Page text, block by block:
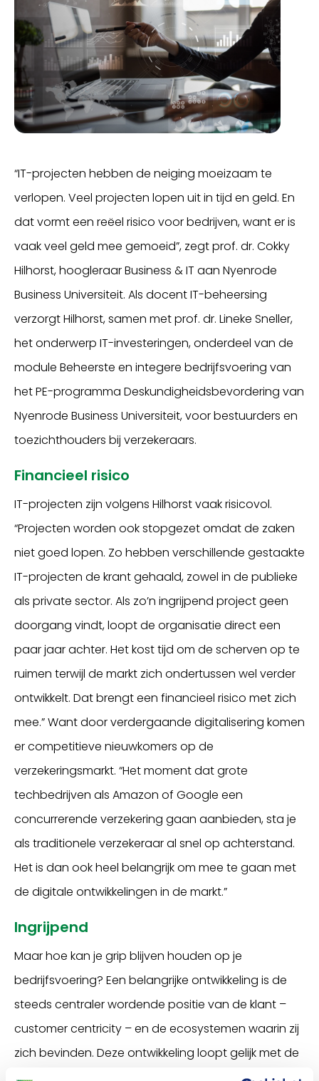
“IT-projecten hebben de neiging moeizaam te
verlopen. Veel projecten lopen uit in tijd en geld. En
dat vormt een reëel risico voor bedrijven, want er is
vaak veel geld mee gemoeid”, zegt prof. dr. Cokky
Hilhorst, hoogleraar Business & IT aan Nyenrode
Business Universiteit. Als docent IT-beheersing
verzorgt Hilhorst, samen met prof. dr. Lineke Sneller,
het onderwerp IT-investeringen, onderdeel van de
module Beheerste en integere bedrijfsvoering van
het PE-programma Deskundigheidsbevordering van
Nyenrode Business Universiteit, voor bestuurders en
toezichthouders bij verzekeraars.
Financieel risico
IT-projecten zijn volgens Hilhorst vaak risicovol.
“Projecten worden ook stopgezet omdat de zaken
niet goed lopen. Zo hebben verschillende gestaakte
IT-projecten de krant gehaald, zowel in de publieke
als private sector. Als zo’n ingrijpend project geen
doorgang vindt, loopt de organisatie direct een
paar jaar achter. Het kost tijd om de scherven op te
ruimen terwijl de markt zich ondertussen wel verder
ontwikkelt. Dat brengt een financieel risico met zich
mee.” Want door verdergaande digitalisering komen
er competitieve nieuwkomers op de
verzekeringsmarkt. “Het moment dat grote
techbedrijven als Amazon of Google een
concurrerende verzekering gaan aanbieden, sta je
als traditionele verzekeraar al snel op achterstand.
Het is dan ook heel belangrijk om mee te gaan met
de digitale ontwikkelingen in de markt.”
Ingrijpend
Maar hoe kan je grip blijven houden op je
bedrijfsvoering? Een belangrijke ontwikkeling is de
steeds centraler wordende positie van de klant –
customer centricity – en de ecosystemen waarin zij
zich bevinden. Deze ontwikkeling loopt gelijk met de
technologische ontwikkeling en heeft een grote